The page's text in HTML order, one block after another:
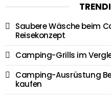
Saubere Wäsche beim
Reisekonzept
Camping-Grills im
Camping-Ausrüstung
kaufen